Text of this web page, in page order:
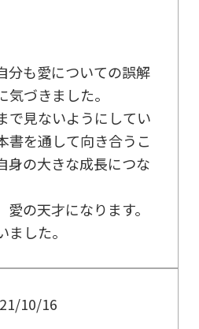
分も愛についての誤解
づきました。
で見ないようにしてい
書を通して向き合うこ
身の大きな成長につな
の天才になります。
した。
10/16